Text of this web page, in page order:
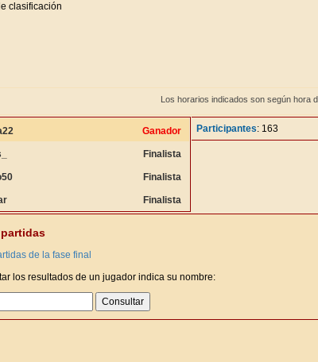
clasificación
Los horarios indicados son según hora
Ganador
Finalista
Finalista
Finalista
Participantes: 163
de la fase final
los resultados de un jugador indica su nombre: